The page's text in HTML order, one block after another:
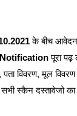
के बीच
Notificationपूरा पढ़
विवरण, मूल
स्कैन दस्तावेजो